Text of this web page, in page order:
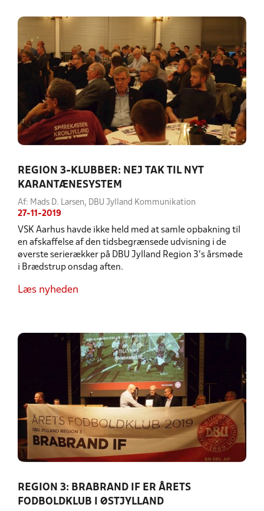
REGION 3-KLUBBER: NEJ TAK TIL NYT
KARANTÆNESYSTEM
Af: Mads D. Larsen, DBU Jylland Kommunikation
27-11-2019
VSK Aarhus havde ikke held med at samle opbakning til
en afskaffelse af den tidsbegrænsede udvisning i de
øverste serierækker på DBU Jylland Region 3’s årsmøde
i Brædstrup onsdag aften.
Læs nyheden
REGION 3: BRABRAND IF ER ÅRETS
FODBOLDKLUB I ØSTJYLLAND